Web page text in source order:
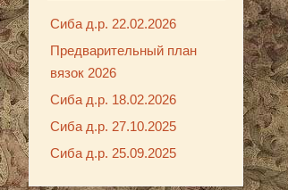
Сиба д.р. 22.02.2026
Предварительный план
вязок 2026
Сиба д.р. 18.02.2026
Сиба д.р. 27.10.2025
Сиба д.р. 25.09.2025